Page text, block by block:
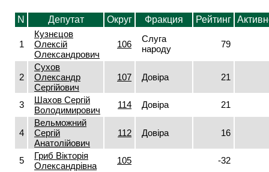
N Депутат Округ Фракция Рейтинг
1
Кузнєцов
Олексій
Олександрович
106
Слуга
народу
79
2
Сухов
Олександр
Сергійович
107 Довіра 21
3
Шахов Сергій
Володимирович
114 Довіра 21
4
Вельможний
Сергій
Анатолійович
112 Довіра 16
5
Гриб Вікторія
Олександрівна
105 -32